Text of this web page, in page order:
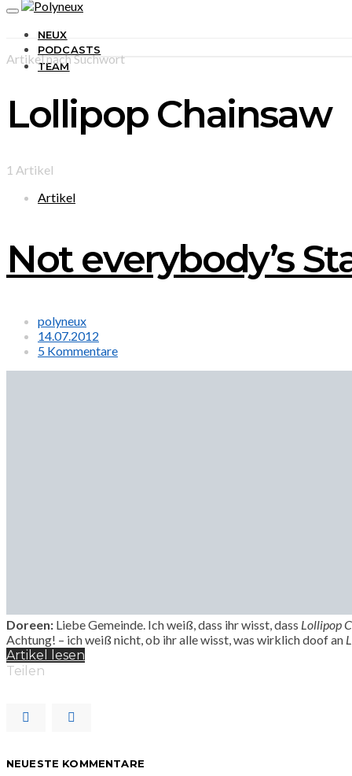
NEUX
PODCASTS
TEAM
Artikel nach Suchwort
Lollipop Chainsaw
1 Artikel
Artikel
Not everybody’s
polyneux
14.07.2012
5 Kommentare
Doreen: Liebe Gemeinde. Ich weiß, dass ihr wisst, dass Lollipop
Achtung! – ich weiß nicht, ob ihr alle wisst, was wirklich doof an
Artikel lesen
Teilen
NEUESTE KOMMENTARE